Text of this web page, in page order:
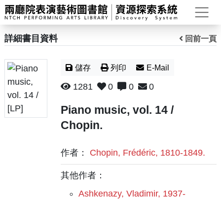
打
詳細書目資料 回前一頁
儲存 列印 E-Mail
1281 0 0 0
Piano music, vol. 14 /
Chopin.
作者： Chopin, Frédéric, 1810-1849.
其他作者：
Ashkenazy, Vladimir, 1937-